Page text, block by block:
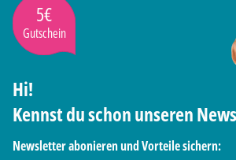
5€
Gutschein
Hi!
Kennst du schon unseren
Newsletter abonieren und Vorteile sichern: